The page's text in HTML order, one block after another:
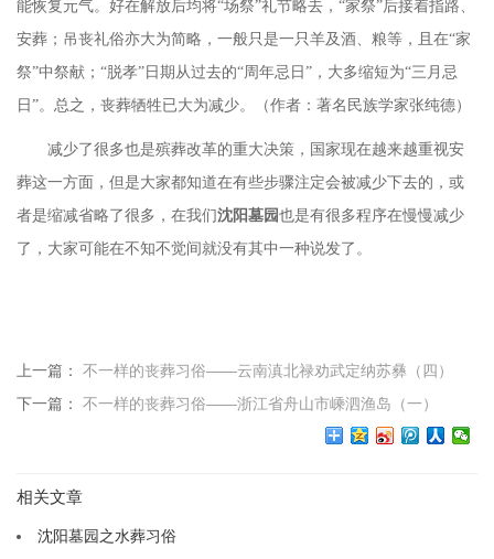
能恢复元气。好在解放后均将“场祭”礼节略去，“家祭”后接着指路、
安葬；吊丧礼俗亦大为简略，一般只是一只羊及酒、粮等，且在“家
祭”中祭献；“脱孝”日期从过去的“周年忌日”，大多缩短为“三月忌
日”。总之，丧葬牺牲已大为减少。
（作者：著名民族学家张纯德）
减少了很多也是殡葬改革的重大决策，国家现在越来越重视安
葬这一方面，但是大家都知道在有些步骤注定会被减少下去的，或
者是缩减省略了很多，在我们沈阳墓园也是有很多程序在慢慢减少
了，大家可能在不知不觉间就没有其中一种说发了。
上一篇： 不一样的丧葬习俗——云南滇北禄劝武定纳苏彝（四）
下一篇： 不一样的丧葬习俗——浙江省舟山市嵊泗渔岛（一）
相关文章
沈阳墓园之水葬习俗